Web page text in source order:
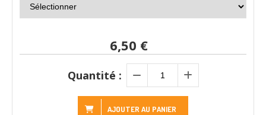
6,50 €
Quantité :
AJOUTER AU PANIER